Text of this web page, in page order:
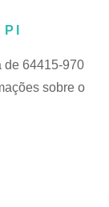
de 64415-970
sobre o